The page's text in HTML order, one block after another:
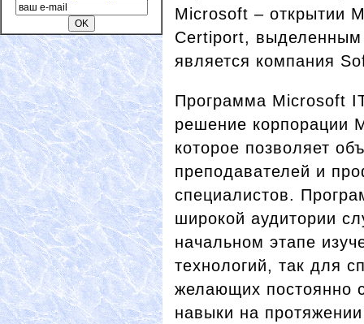
Microsoft – открытии
Certiport, выделенным
является компания
Программа Microsoft
решение корпорации
которое позволяет
преподавателей и
специалистов.
широкой аудитории
начальном этапе
технологий, так для
желающих постоянно
навыки на